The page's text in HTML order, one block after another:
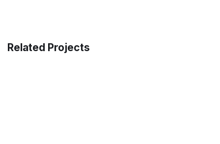
Related Projects